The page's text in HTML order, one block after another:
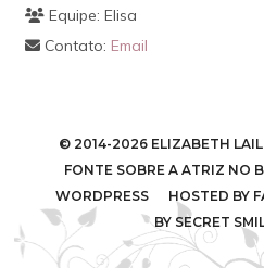
Equipe: Elisa
Contato: Email
© 2014-2026 ELIZABETH LAIL
FONTE SOBRE A ATRIZ
WORDPRESS HOSTED BY
BY SECRET